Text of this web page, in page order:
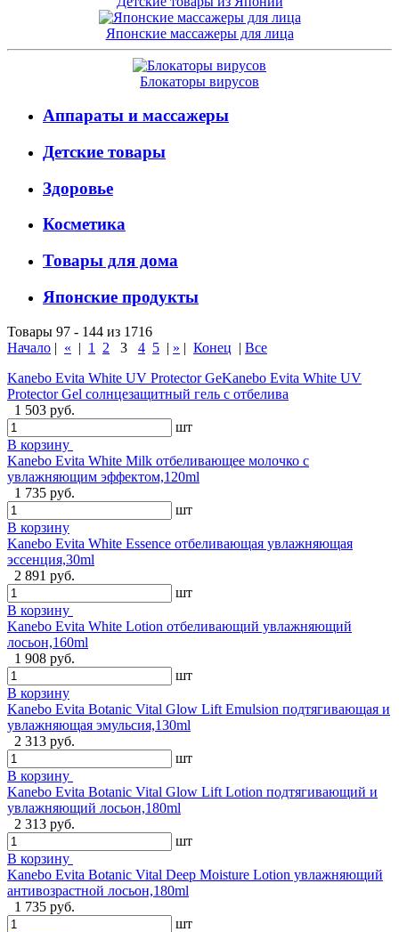
Японские массажеры для лица
Блокаторы вирусов
Аппараты и массажеры
Детские товары
Здоровье
Косметика
Товары для дома
Японские продукты
Товары 97 - 144 из 1716
Начало | « | 1 2 3 4 5 | » | Конец | Все
Kanebo Evita White UV Protector GeKanebo Evita White UV
Protector Gel солнцезащитный гель с отбелива
1 503 руб.
шт
В корзину
Kanebo Evita White Milk отбеливающее молочко с
увлажняющим эффектом,120ml
1 735 руб.
шт
В корзину
Kanebo Evita White Essence отбеливающая увлажняющая
эссенция,30ml
2 891 руб.
шт
В корзину
Kanebo Evita White Lotion отбеливающий увлажняющий
лосьон,160ml
1 908 руб.
шт
В корзину
Kanebo Evita Botanic Vital Glow Lift Emulsion подтягивающая и
увлажняющая эмульсия,130ml
2 313 руб.
шт
В корзину
Kanebo Evita Botanic Vital Glow Lift Lotion подтягивающий и
увлажняющий лосьон,180ml
2 313 руб.
шт
В корзину
Kanebo Evita Botanic Vital Deep Moisture Lotion увлажняющий
антивозрастной лосьон,180ml
1 735 руб.
шт